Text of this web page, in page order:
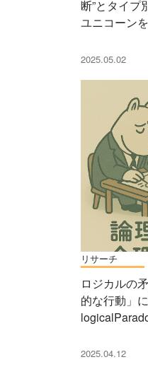
断”とタイプ
ユニコーン
2025.05.02
リサーチ
ロジカルの
的な行動」
2025.04.12